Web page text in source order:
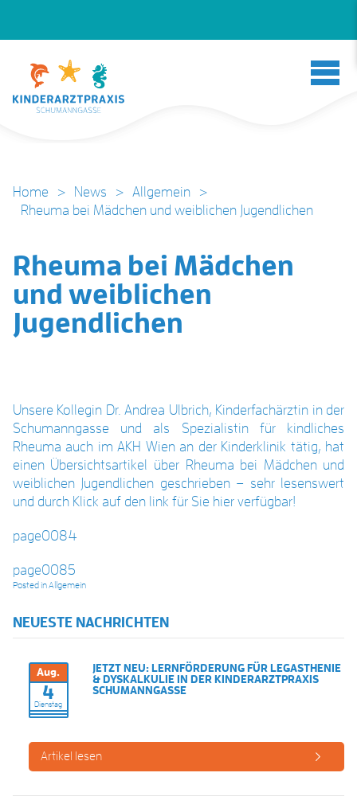
Home > News > Allgemein
>
Rheuma bei Mädchen und weiblichen Jugendlichen
Rheuma bei Mädchen
und weiblichen
Jugendlichen
Unsere Kollegin Dr. Andrea Ulbrich, Kinderfachärztin in der
Schumanngasse und als Spezialistin für kindliches
Rheuma auch im AKH Wien an der Kinderklinik tätig, hat
einen Übersichtsartikel über Rheuma bei Mädchen und
weiblichen Jugendlichen geschrieben – sehr lesenswert
und durch Klick auf den link für Sie hier verfügbar!
page0084
page0085
Posted inAllgemein
NEUESTE NACHRICHTEN
Aug.
4
Dienstag
JETZT NEU: LERNFÖRDERUNG FÜR LEGASTHENIE
& DYSKALKULIE IN DER KINDERARZTPRAXIS
SCHUMANNGASSE
Artikel lesen